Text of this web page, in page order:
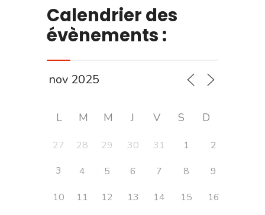
Calendrier des
évènements :
L M M J V S D
27 28 29 30 31 1
2
3
4 5 6 7 8
9
10
11 12 13 14 15
16